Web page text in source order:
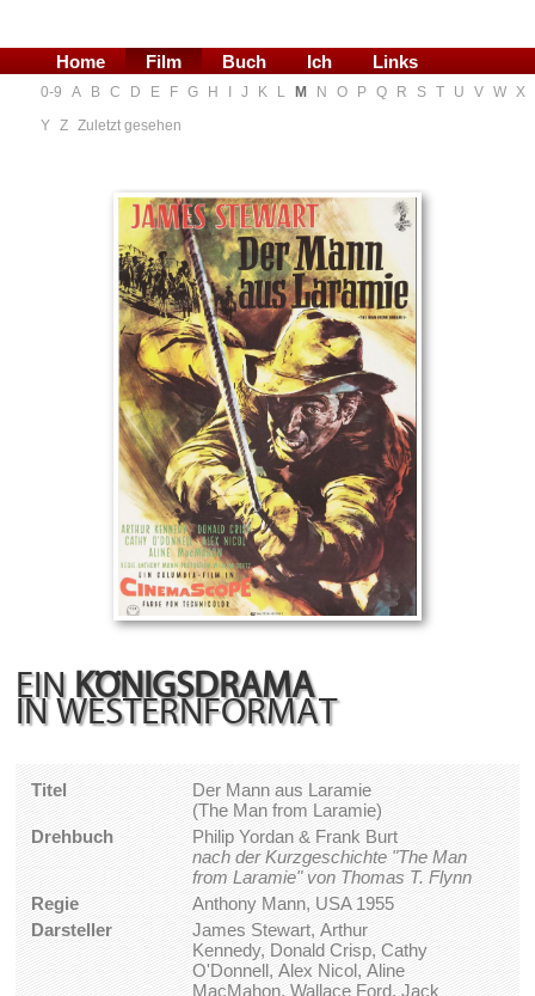
Home Film Buch Ich Links
0-9 A B C D E F G H J K L M N O P Q R S T U V W X
Y Z Zuletzt gesehen
EIN KÖNIGSDRAMA
IN WESTERNFORMAT
Titel
Der Mann aus Laramie
(The Man from Laramie)
Drehbuch
Philip Yordan & Frank Burt
nach der Kurzgeschichte "The Man
from Laramie" von Thomas T. Flynn
Regie
Anthony Mann, USA 1955
Darsteller
James Stewart, Arthur
Kennedy, Donald Crisp, Cathy
O'Donnell, Alex Nicol, Aline
MacMahon, Wallace Ford, Jack